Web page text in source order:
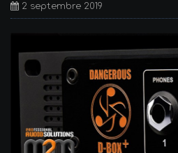
2 septembre 2019